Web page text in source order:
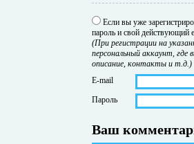
Если вы уже
пароль и свой действующий
(При регистрации на
персональный аккаунт,
описание, контакты и т.д.)
E-mail
Пароль
Ваш